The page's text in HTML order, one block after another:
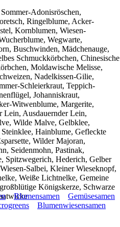
Adonisröschen,
Ringelblume, Acker-
Kornblumen, Wiesen-
Wegwarte,
Buschwinden, Mädchenauge,
Schmuckkörbchen, Chinesische
Moldawische Melisse,
Nadelkissen-Gilie,
Schleierkraut, Teppich-
Johanniskraut,
Witwenblume, Margerite,
Lein, Ausdauernder Lein,
Wilde Malve, Gelbklee,
Hainblume, Gefleckte
Wilder Majoran,
Seidenmohn, Pastinak,
Spitzwegerich, Hederich, Gelber
Salbei, Kleiner Wieseknopf,
Weiße Lichtnelke, Gemeine
Königskerze, Schwarze
Blumensamen
Gemüsesamen
Blumenwiesensamen